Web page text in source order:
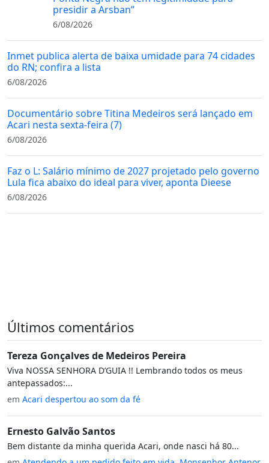
presidir a Arsban”
6/08/2026
Inmet publica alerta de baixa umidade para 74 cidades
do RN; confira a lista
6/08/2026
Documentário sobre Titina Medeiros será lançado em
Acari nesta sexta-feira (7)
6/08/2026
Faz o L: Salário mínimo de 2027 projetado pelo governo
Lula fica abaixo do ideal para viver, aponta Dieese
6/08/2026
Últimos comentários
Tereza Gonçalves de Medeiros Pereira
Viva NOSSA SENHORA D’GUIA !! Lembrando todos os meus
antepassados:...
em Acari despertou ao som da fé
Ernesto Galvão Santos
Bem distante da minha querida Acari, onde nasci há 80...